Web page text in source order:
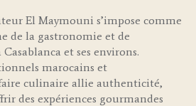
El Maymouni s’impose comme
de la gastronomie et de
et ses environs.
marocains et
culinaire allie authenticité,
des expériences gourmandes